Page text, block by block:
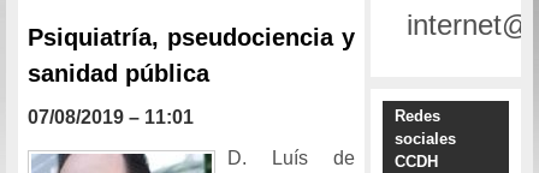
Psiquiatría, pseudociencia y
sanidad pública
07/08/2019 – 11:01
D. Luís de
Redes
sociales
CCDH